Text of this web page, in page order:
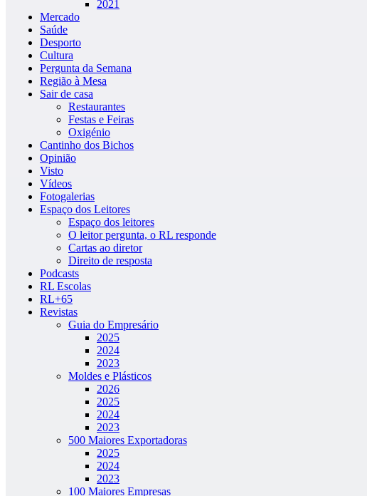
2021
Mercado
Saúde
Desporto
Cultura
Pergunta da Semana
Região à Mesa
Sair de casa
Restaurantes
Festas e Feiras
Oxigénio
Cantinho dos Bichos
Opinião
Visto
Vídeos
Fotogalerias
Espaço dos Leitores
Espaço dos leitores
O leitor pergunta, o RL responde
Cartas ao diretor
Direito de resposta
Podcasts
RL Escolas
RL+65
Revistas
Guia do Empresário
2025
2024
2023
Moldes e Plásticos
2026
2025
2024
2023
500 Maiores Exportadoras
2025
2024
2023
100 Maiores Empresas